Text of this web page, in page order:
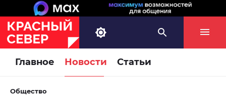
Главное Новости Статьи
Общество